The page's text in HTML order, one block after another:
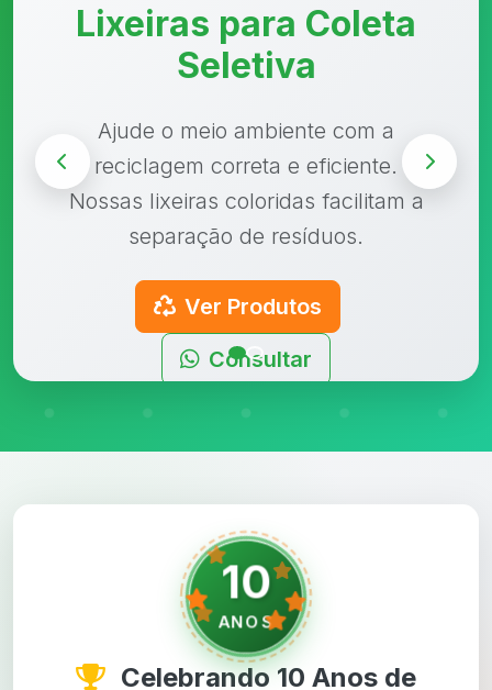
Containers de Lixo
grandes volumes de resíduos. Ideal
para condomínios, empresas,
eventos e uso industrial.
Consultar
10
ANOS
Celebrando 10 Anos de